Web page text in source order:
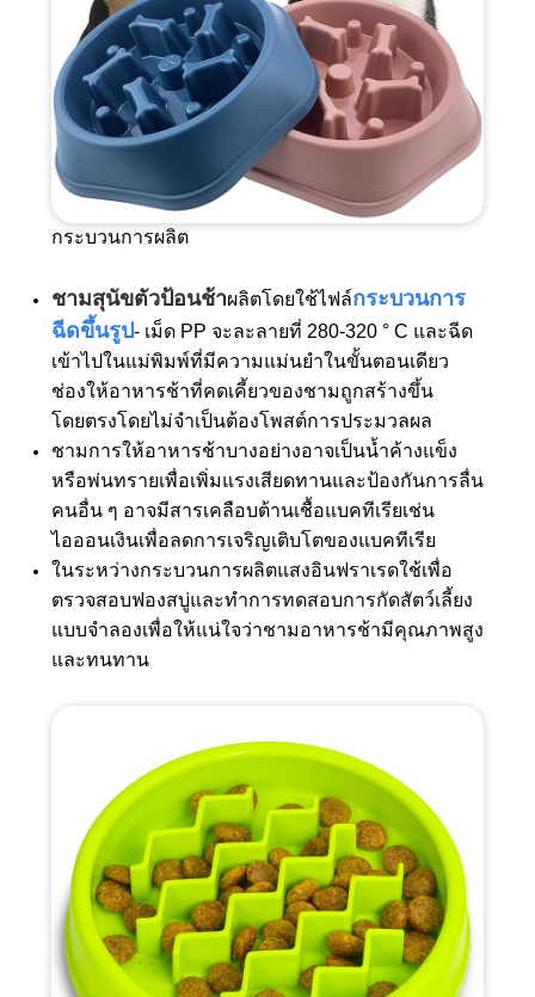
กระบวนการผลิต
ชามสุนัขตัวป้อนช้าผลิตโดยใช้ไฟล์กระบวนการ
ฉีดขึ้นรูป- เม็ด PP จะละลายที่ 280-320 ° C และฉีด
เข้าไปในแม่พิมพ์ที่มีความแม่นยำในขั้นตอนเดียว
ช่องให้อาหารช้าที่คดเคี้ยวของชามถูกสร้างขึ้น
โดยตรงโดยไม่จำเป็นต้องโพสต์การประมวลผล
ชามการให้อาหารช้าบางอย่างอาจเป็นน้ำค้างแข็ง
หรือพ่นทรายเพื่อเพิ่มแรงเสียดทานและป้องกันการลื่น
คนอื่น ๆ อาจมีสารเคลือบต้านเชื้อแบคทีเรียเช่น
ไอออนเงินเพื่อลดการเจริญเติบโตของแบคทีเรีย
ในระหว่างกระบวนการผลิตแสงอินฟราเรดใช้เพื่อ
ตรวจสอบฟองสบู่และทำการทดสอบการกัดสัตว์เลี้ยง
แบบจำลองเพื่อให้แน่ใจว่าชามอาหารช้ามีคุณภาพสูง
และทนทาน